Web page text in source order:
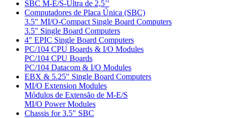
SBC M-E/S-Ultra de 2,5’’
Computadores de Placa Única (SBC)
3.5" MI/O-Compact Single Board Computers
3.5" Single Board Computers
4" EPIC Single Board Computers
PC/104 CPU Boards & I/O Modules
PC/104 CPU Boards
PC/104 Datacom & I/O Modules
EBX & 5.25" Single Board Computers
MI/O Extension Modules
Módulos de Extensão de M-E/S
MI/O Power Modules
Chassis for 3.5" SBC